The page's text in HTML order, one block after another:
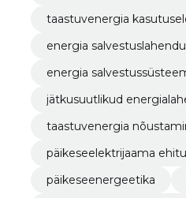
taastuvenergia
energia
energia
jätkusuutlikud
taastuvenergia
päikeseelektrijaama
päikeseenergeetika